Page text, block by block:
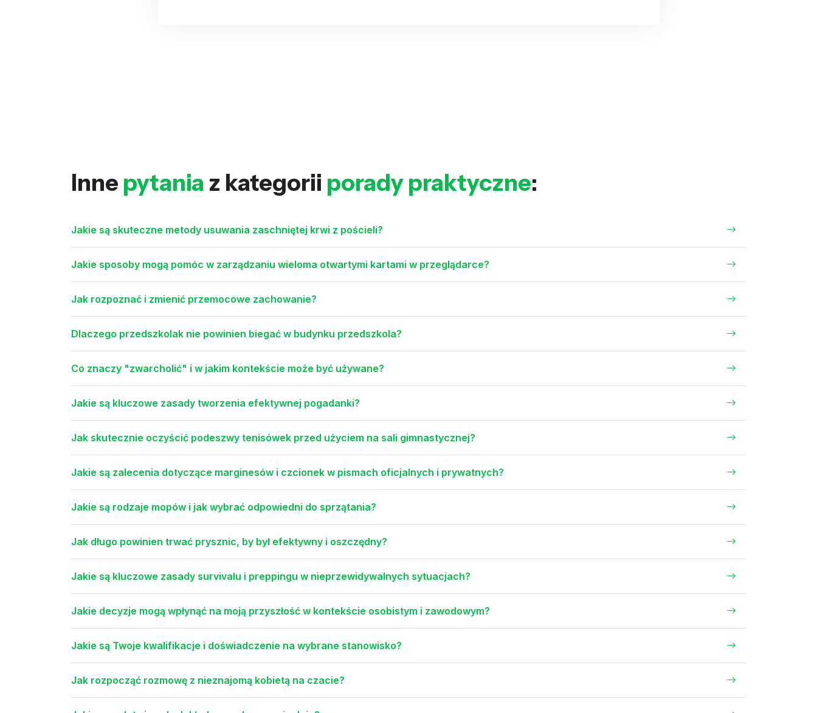
Inne pytania z kategorii porady praktyczne:
Jakie są skuteczne metody usuwania zaschniętej krwi z pościeli?
Jakie sposoby mogą pomóc w zarządzaniu wieloma otwartymi kartami w przeglądarce?
Jak rozpoznać i zmienić przemocowe zachowanie?
Dlaczego przedszkolak nie powinien biegać w budynku przedszkola?
Co znaczy "zwarcholić" i w jakim kontekście może być używane?
Jakie są kluczowe zasady tworzenia efektywnej pogadanki?
Jak skutecznie oczyścić podeszwy tenisówek przed użyciem na sali gimnastycznej?
Jakie są zalecenia dotyczące marginesów i czcionek w pismach oficjalnych i prywatnych?
Jakie są rodzaje mopów i jak wybrać odpowiedni do sprzątania?
Jak długo powinien trwać prysznic, by był efektywny i oszczędny?
Jakie są kluczowe zasady survivalu i preppingu w nieprzewidywalnych sytuacjach?
Jakie decyzje mogą wpłynąć na moją przyszłość w kontekście osobistym i zawodowym?
Jakie są Twoje kwalifikacje i doświadczenie na wybrane stanowisko?
Jak rozpocząć rozmowę z nieznajomą kobietą na czacie?